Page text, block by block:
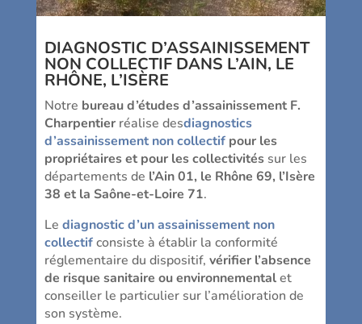
DIAGNOSTIC D’ASSAINISSEMENT
NON COLLECTIF DANS L’AIN, LE
RHÔNE, L’ISÈRE
Notre bureau d’études d’assainissement F.
Charpentierréalise desdiagnostics
d’assainissement non collectifpour les
propriétaires et pour les collectivités sur les
départements de l’Ain 01, le Rhône 69, l’Isère
38 et la Saône-et-Loire 71.
Le diagnostic d’un assainissement non
collectifconsiste à établir la conformité
réglementaire du dispositif, vérifier l’absence
de risque sanitaire ou environnementalet
conseiller le particulier sur l’amélioration de
son système.